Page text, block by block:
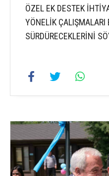
ÖZEL EK DESTEK
YÖNELİK ÇALIŞMALARI
SÜRDÜRECEKLERİNİ